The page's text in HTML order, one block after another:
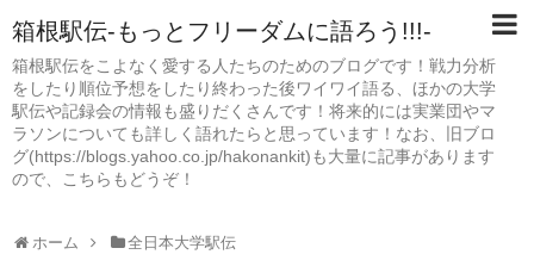
箱根駅伝-もっとフリーダムに語ろう!!!-
箱根駅伝をこよなく愛する人たちのためのブログです！戦力分析
をしたり順位予想をしたり終わった後ワイワイ語る、ほかの大学
駅伝や記録会の情報も盛りだくさんです！将来的には実業団やマ
ラソンについても詳しく語れたらと思っています！なお、旧ブロ
グ(https://blogs.yahoo.co.jp/hakonankit)も大量に記事があります
ので、こちらもどうぞ！
ホーム 全日本大学駅伝